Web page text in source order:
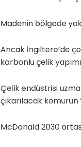
Madenin bölgede
Ancak İngiltere’de
karbonlu çelik
Çelik endüstrisi
çıkarılacak kömürün
McDonald 2030